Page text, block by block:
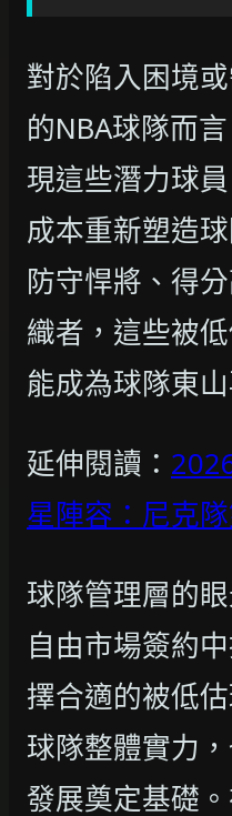
對於陷入困境
的NBA球隊而
現這些潛力球
成本重新塑造
防守悍將、得
織者，這些被
能成為球隊東
延伸閱讀：
星陣容：尼克
球隊管理層的
自由市場簽約
擇合適的被低
球隊整體實力
發展奠定基礎